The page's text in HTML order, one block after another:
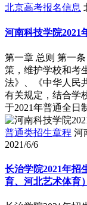
北京高考报名信息
河南科技学院2021
第一章 总则 第一
策，维护学校和考
法》、《中华人民
有关规定，结合学
于2021年普通全日
普通类招生章程 河
2021/6/6
长治学院2021年招
育、河北艺术体育）